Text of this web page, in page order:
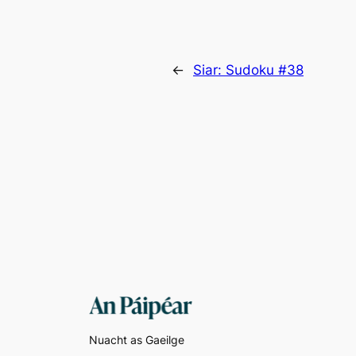
← Siar: Sudoku #38
Nuacht as Gaeilge